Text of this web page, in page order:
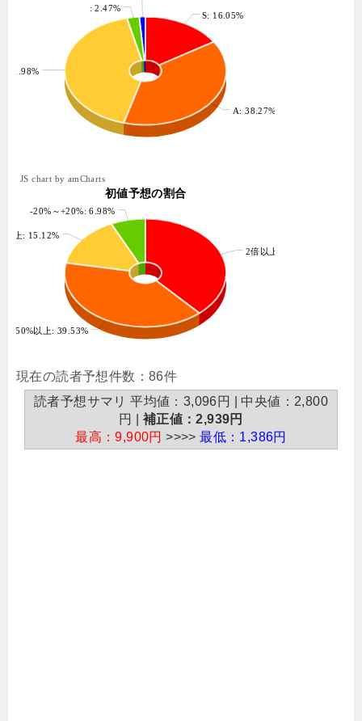
: 2.47%
41.98%
S: 16.05%
A: 38.27%
-20%～+20%: 6.98%
以上: 15.12%
2倍以上: 38.37%
+50%以上: 39.53%
初値予想の割合
JS chart by amCharts
現在の読者予想件数：86件
読者予想サマリ 平均値：3,096円 | 中央値：2,800
円 | 補正値：2,939円
最高：9,900円 >>>>最低：1,386円